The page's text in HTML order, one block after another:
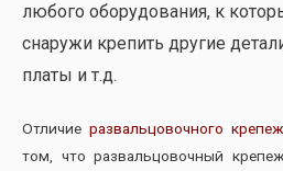
любого оборудования, к
снаружи крепить другие
платы и т.д.
Отличие развальцовочного
том, что развальцовочный